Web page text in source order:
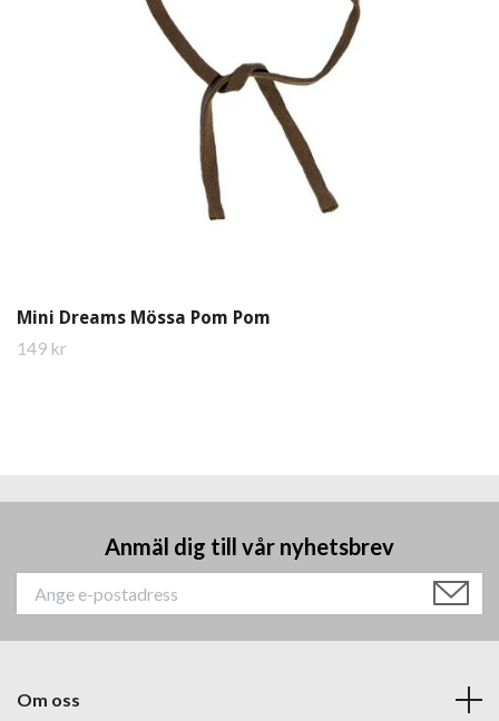
Mini Dreams Mössa Pom Pom
149 kr
Anmäl dig till vår nyhetsbrev
Om oss